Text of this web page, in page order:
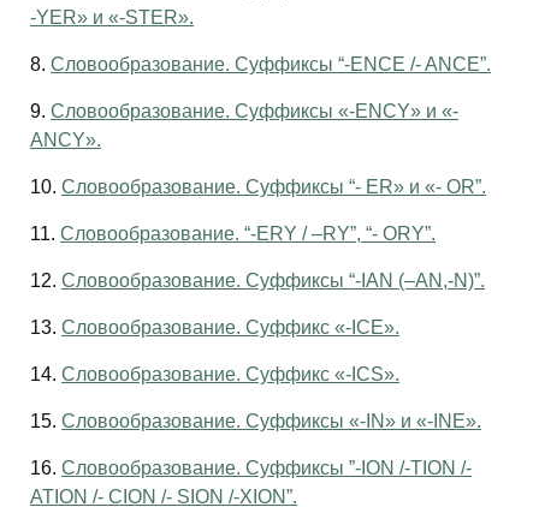
-YER» и «-STER».
8. Словообразование. Суффиксы “-ENCE /- ANCE”.
9. Словообразование. Суффиксы «-ENCY» и «-
ANCY».
10. Словообразование. Суффиксы “- ER» и «- OR”.
11. Словообразование. “-ERY / –RY”, “- ORY”.
12. Словообразование. Суффиксы “-IAN (–AN,-N)”.
13. Словообразование. Суффикс «-ICE».
14. Словообразование. Суффикс «-ICS».
15. Словообразование. Суффиксы «-IN» и «-INE».
16. Словообразование. Суффиксы ”-ION /-TION /-
ATION /- CION /- SION /-XION”.